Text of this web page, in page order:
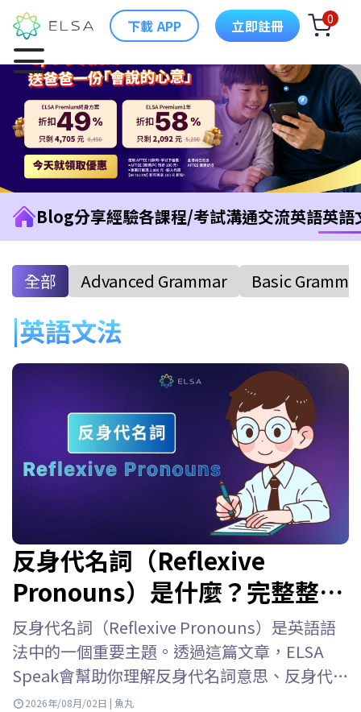
下載 APP 立即註冊 0
Blog分享經驗各課程/考試溝通交流英語英語
全部 Advanced Grammar Basic
英語文法
反身代名詞（Reflexive
Pronouns）是什麼？完整整理
用法、位置、表格與練習題
反身代名詞（Reflexive Pronouns）是英語語
法中的一個重要主題。透過這篇文章，ELSA
Speak會幫助你理解反身代名詞意思、反身代名
詞用法、反身代名詞位置、如何與人稱代名詞
2026年/08月/02日 | 魚丸